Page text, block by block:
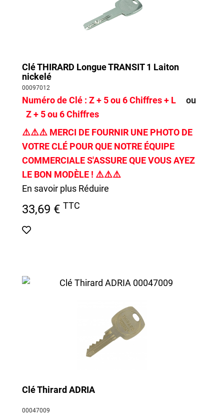
Clé THIRARD Longue TRANSIT 1 Laiton
nickelé
00097012
Numéro de Clé : Z + 5 ou 6 Chiffres + L ou
Z + 5 ou 6 Chiffres
⚠️⚠️⚠️ MERCI DE FOURNIR UNE PHOTO DE
VOTRE CLÉ POUR QUE NOTRE ÉQUIPE
COMMERCIALE S'ASSURE QUE VOUS AYEZ
LE BON MODÈLE ! ⚠️⚠️⚠️
En savoir plus Réduire
33,69 € TTC
Clé Thirard ADRIA
00047009